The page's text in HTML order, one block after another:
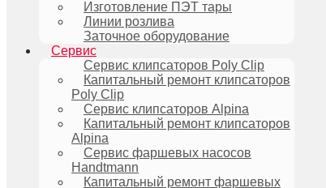
Изготовление ПЭТ тары
Линии розлива
Заточное оборудование
Сервис
Сервис клипсаторов Poly Clip
Капитальный ремонт клипсаторов
Poly Clip
Сервис клипсаторов Alpina
Капитальный ремонт клипсаторов
Alpina
Сервис фаршевых насосов
Handtmann
Капитальный ремонт фаршевых